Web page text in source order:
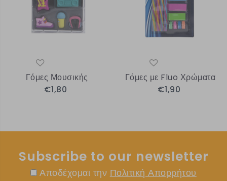
Γόμες Μουσικής
€1,80
Γόμες με Fluo Χρώματα
€1,90
Subscribe to our newsletter
Αποδέχομαι την Πολιτική Απορρήτου